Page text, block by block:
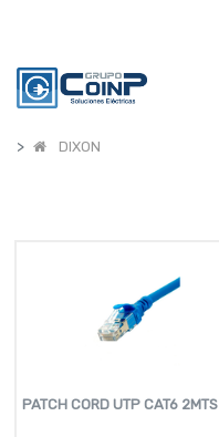
DIXON
PATCH CORD UTP CAT6 2MTS